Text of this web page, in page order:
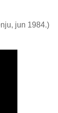
jun 1984.)